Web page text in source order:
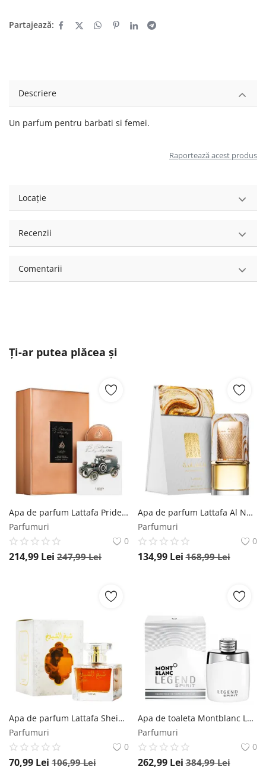
Partajează:
Descriere
Un parfum pentru barbati si femei.
Raportează acest produs
Locație
Recenzii
Comentarii
Ți-ar putea plăcea și
Apa de parfum Lattafa Pride La Collection D'antiquities 1886, 100 ml, unisex Lattafa
Parfumuri
0
214,99 Lei 247,99Lei
Apa de parfum Lattafa Al Nashama, 100 ml, unisex Lattafa
Parfumuri
0
134,99 Lei 168,99Lei
Apa de parfum Lattafa Sheikh Shuyukh Khusoosi, 100 ml, unisex Lattafa
Parfumuri
0
70,99 Lei 106,99Lei
Apa de toaleta Montblanc Legend Spirit, 100 ml, pentru barbati Montblanc
Parfumuri
0
262,99 Lei 384,99Lei